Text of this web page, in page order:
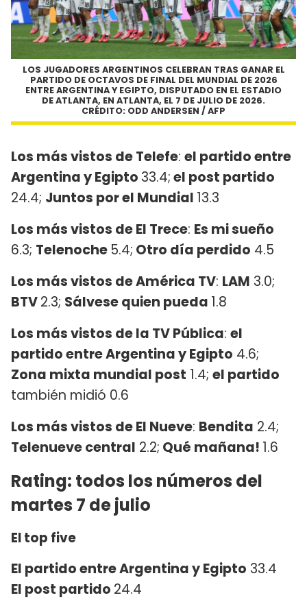
LOS JUGADORES ARGENTINOS CELEBRAN TRAS GANAR EL
PARTIDO DE OCTAVOS DE FINAL DEL MUNDIAL DE 2026
ENTRE ARGENTINA Y EGIPTO, DISPUTADO EN EL ESTADIO
DE ATLANTA, EN ATLANTA, EL 7 DE JULIO DE 2026.
CRÉDITO: ODD ANDERSEN / AFP
Los más vistos de Telefe: el partido entre
Argentina y Egipto 33.4;el post partido
24.4; Juntos por el Mundial 13.3
Los más vistos de El Trece: Es mi sueño
6.3; Telenoche5.4; Otro día perdido 4.5
Los más vistos de América TV: LAM 3.0;
BTV2.3; Sálvese quien pueda 1.8
Los más vistos de la TV Pública: el
partido entre Argentina y Egipto 4.6;
Zona mixta mundial post 1.4; el partido
también midió 0.6
Los más vistos de El Nueve: Bendita 2.4;
Telenueve central 2.2; Qué mañana! 1.6
Rating: todos los números del
martes 7 de julio
El top five
El partido entre Argentina y Egipto 33.4
El post partido 24.4